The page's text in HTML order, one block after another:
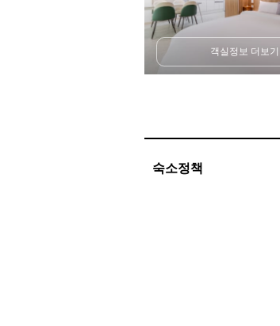
객실정보 더보기
숙소정책